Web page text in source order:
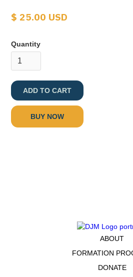
$ 25.00 USD
Quantity
BUY NOW
ABOUT
FORMATION
DONATE